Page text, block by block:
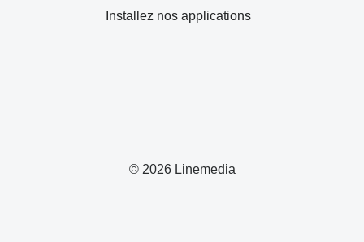
© 2026 Linemedia
Installez nos applications